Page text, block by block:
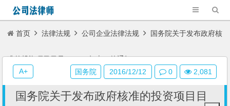
首页 法律法规 公司企业法律法规 国务院关于发布政府核
准的投资项目目录（2016年本）的通知
国务院关于发布政府核准的投资项目目
国务院 2016/12/12 0 2,081
A+